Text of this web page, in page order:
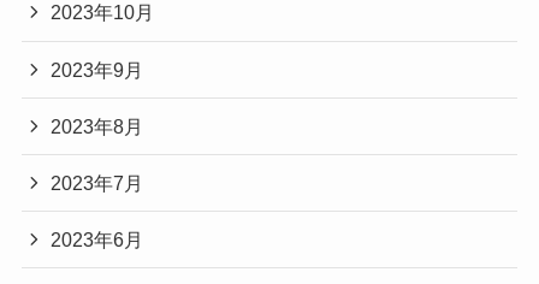
2023年10月
2023年9月
2023年8月
2023年7月
2023年6月